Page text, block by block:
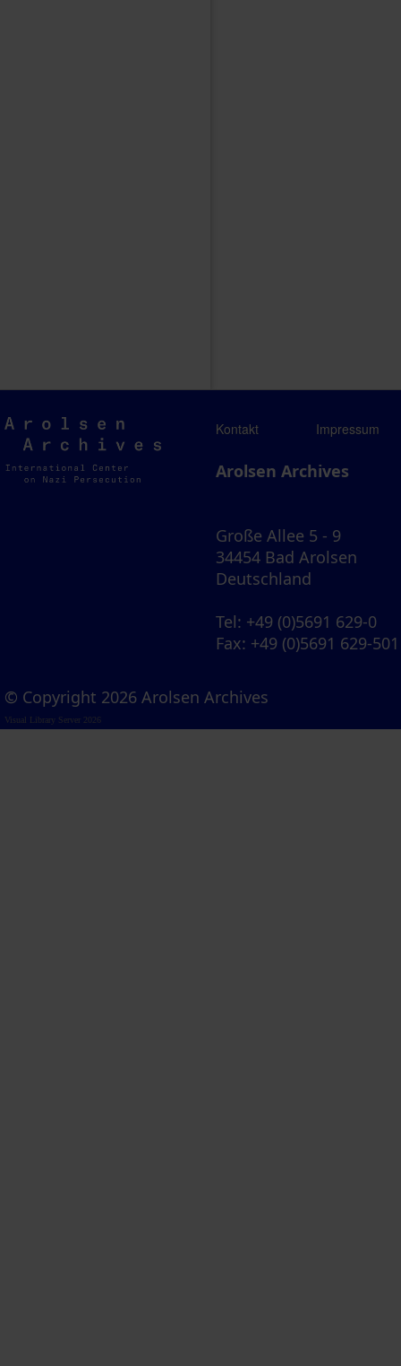
Arolsen
Archives
Kontakt Impressum
Arolsen Archives
Große Allee 5 - 9
34454 Bad Arolsen
Deutschland
Tel: +49 (0)5691 629-0
Fax: +49 (0)5691 629-501
© Copyright 2026 Arolsen Archives
Visual Library Server 2026